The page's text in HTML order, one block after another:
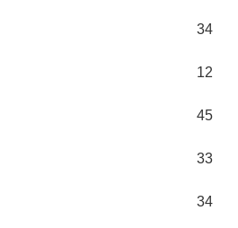
34
12
45
33
34